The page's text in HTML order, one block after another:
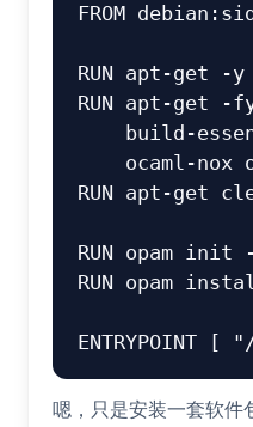
FROM debian:sid
RUN apt-get -
RUN apt-get
RUN apt-get
RUN opam init
RUN opam
嗯，只是安装一套软件